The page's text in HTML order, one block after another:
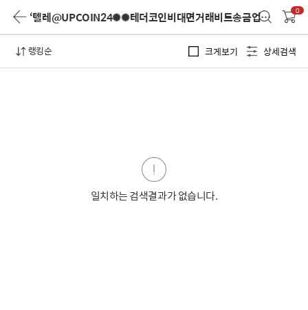
‘텔레@UPCOIN24✺✺테더코인비대면거래비트송금업체’ 검색0
랭킹순 크게보기 상세검색
일치하는 검색결과가 없습니다.